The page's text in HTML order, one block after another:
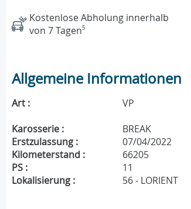
Kostenlose Abholung innerhalb
von 7 Tagen5
Allgemeine Informationen
Art : VP
Karosserie : BREAK
Erstzulassung :
07/04/2022
Kilometerstand :
66205
PS :
11
Lokalisierung :
56 - LORIENT